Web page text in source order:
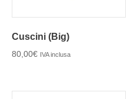
Cuscini (Big)
80,00€ IVA inclusa